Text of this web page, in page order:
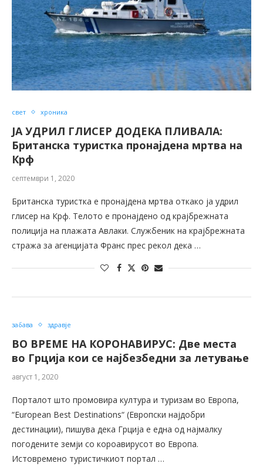
свет хроника
ЈА УДРИЛ ГЛИСЕР ДОДЕКА ПЛИВАЛА:
Британска туристка пронајдена мртва на
Крф
септември 1, 2020
Британска туристка е пронајдена мртва откако ја удрил
глисер на Крф. Телото е пронајдено од крајбрежната
полиција на плажата Авлаки. Службеник на крајбрежната
стража за агенцијата Франс прес рекол дека …
забава здравје
ВО ВРЕМЕ НА КОРОНАВИРУС: Две места
во Грција кои се најбезбедни за летување
август 1, 2020
Порталот што промовира култура и туризам во Европа,
“European Best Destinations“ (Европски најдобри
дестинации), пишува дека Грција е една од најмалку
погодените земји со короавирусот во Европа.
Истовремено туристичкиот портал …